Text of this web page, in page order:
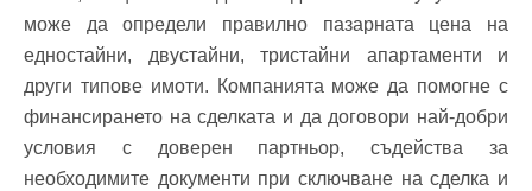
може да определи правилно пазарната цена на
едностайни, двустайни, тристайни апартаменти и
други типове имоти. Компанията може да помогне с
финансирането на сделката и да договори най-добри
условия с доверен партньор, съдейства за
необходимите документи при сключване на сделка и